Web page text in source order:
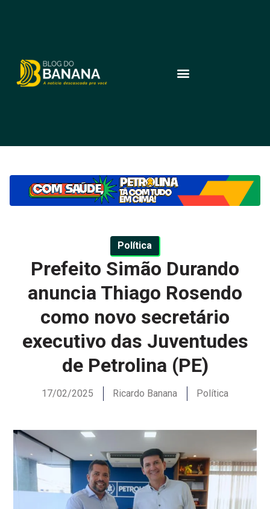
Política
Prefeito Simão Durando
anuncia Thiago Rosendo
como novo secretário
executivo das Juventudes
de Petrolina (PE)
17/02/2025 Ricardo Banana Política